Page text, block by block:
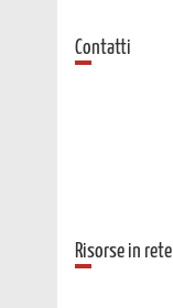
Contatti
Risorse in rete